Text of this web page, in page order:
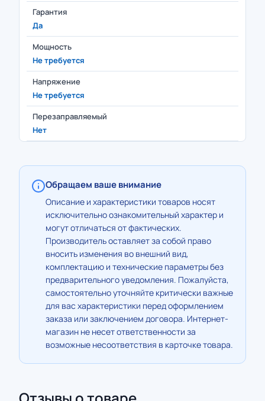
Гарантия
Да
Мощность
Не требуется
Напряжение
Не требуется
Перезаправляемый
Нет
Обращаем ваше внимание
Описание и характеристики товаров носят
исключительно ознакомительный характер и
могут отличаться от фактических.
Производитель оставляет за собой право
вносить изменения во внешний вид,
комплектацию и технические параметры без
предварительного уведомления. Пожалуйста,
самостоятельно уточняйте критически важные
для вас характеристики перед оформлением
заказа или заключением договора. Интернет-
магазин не несет ответственности за
возможные несоответствия в карточке товара.